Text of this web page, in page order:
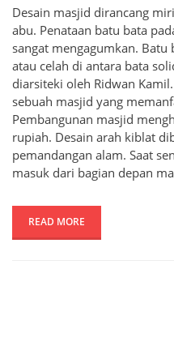
Desain masjid dirancang
abu. Penataan batu bata
sangat mengagumkan.
atau celah di antara bata
diarsiteki oleh Ridwan
sebuah masjid yang
Pembangunan masjid
rupiah. Desain arah kiblat
pemandangan alam. Saat
masuk dari bagian depan
READ MORE